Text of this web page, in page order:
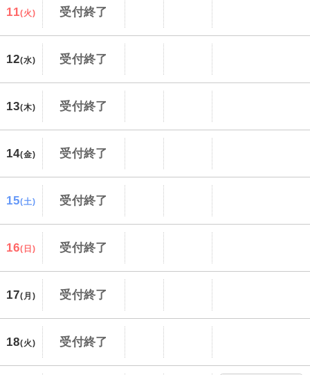
11(火) 受付終了
12(水) 受付終了
13(木) 受付終了
14(金) 受付終了
15(土) 受付終了
16(日) 受付終了
17(月) 受付終了
18(火) 受付終了